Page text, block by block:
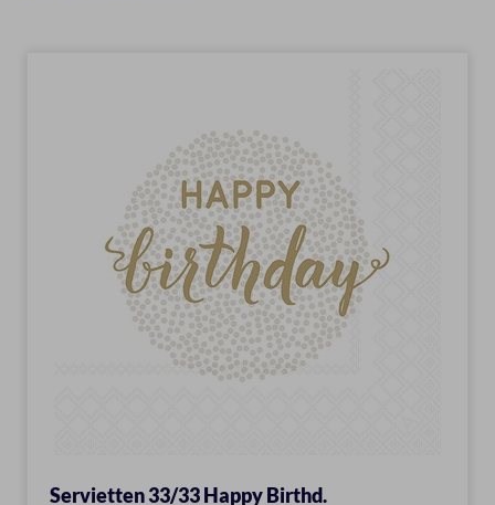
Servietten 33/33 Happy Birthd.